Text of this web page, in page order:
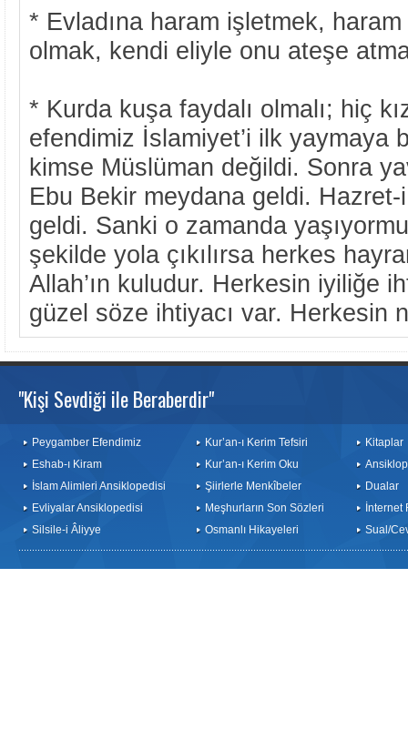
* Evladına haram işletmek,
olmak, kendi eliyle onu ateşe
* Kurda kuşa faydalı olmalı; hiç
efendimiz İslamiyet’i ilk yaymaya
kimse Müslüman değildi. Sonra
Ebu Bekir meydana geldi.
geldi. Sanki o zamanda
şekilde yola çıkılırsa herkes
Allah’ın kuludur. Herkesin iyiliğe
güzel söze ihtiyacı var. Herkesin
"Kişi Sevdiği ile Beraberdir"
Peygamber Efendimiz
Eshab-ı Kiram
İslam Alimleri Ansiklopedisi
Evliyalar Ansiklopedisi
Silsile-i Âliyye
Kur’an-ı Kerim Tefsiri
Kur’an-ı Kerim Oku
Şiirlerle Menkîbeler
Meşhurların Son Sözleri
Osmanlı Hikayeleri
Kitaplar
Dualar
İnternet
Sual/